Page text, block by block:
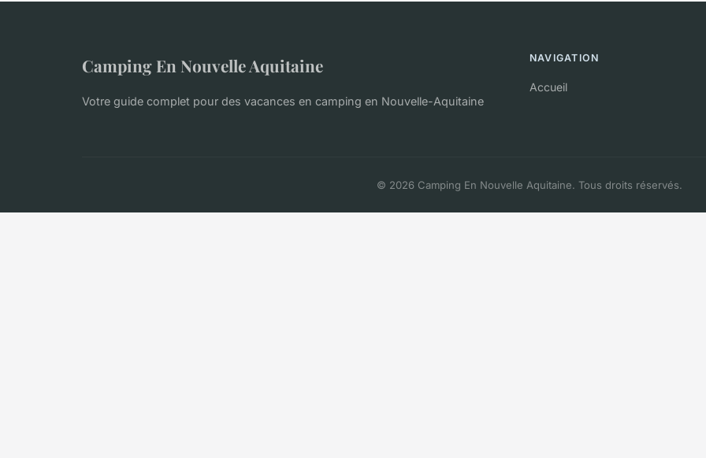
Camping En Nouvelle Aquitaine
Votre guide complet pour des vacances en camping en Nouvelle-Aquitaine
NAVIGATION
Accueil
© 2026 Camping En Nouvelle Aquitaine. Tous droits réservés.